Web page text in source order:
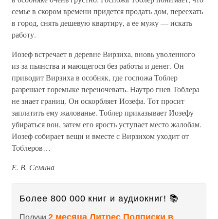
семье в скором времени придется продать дом, переехать
в город, снять дешевую квартиру, а ее мужу — искать
работу.
Иозеф встречает в деревне Вирзиха, вновь уволенного
из-за пьянства и мающегося без работы и денег. Он
приводит Вирзиха в особняк, где госпожа Тоблер
разрешает горемыке переночевать. Наутро гнев Тоблера
не знает границ. Он оскорбляет Иозефа. Тот просит
заплатить ему жалованье. Тоблер приказывает Иозефу
убираться вон, затем его ярость уступает место жалобам.
Иозеф собирает вещи и вместе с Вирзихом уходит от
Тоблеров…
Е. В. Семина
Более 800 000 книг и аудиокниг! 📚
Получи 2 месяца Литрес Подписки в